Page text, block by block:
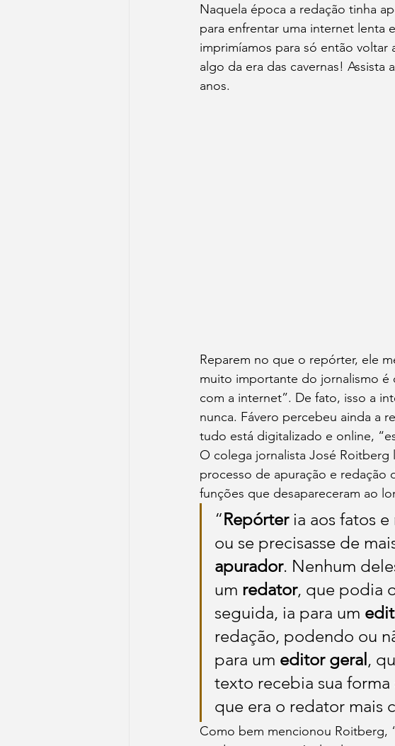
Naquela época a redação tinha
para enfrentar uma internet lenta
imprimíamos para só então voltar
algo da era das cavernas! Assista
anos.
Reparem no que o repórter, ele
muito importante do jornalismo
com a internet”. De fato, isso a
nunca. Fávero percebeu ainda a
tudo está digitalizado e online,
O colega jornalista José Roitberg
processo de apuração e redação
funções que desapareceram ao
“Repórter ia aos fatos e
ou se precisasse de
apurador. Nenhum
um redator, que podia
seguida, ia para um
redação, podendo ou
para um editor geral ,
texto recebia sua
que era o redator mais
Como bem mencionou Roitberg,